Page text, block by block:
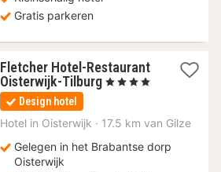
Gratis parkeren
Fletcher Hotel-Restaurant
Oisterwijk-Tilburg 1
93
, 4 Sterren
Design hotel
Hotel in Oisterwijk · 17.5 km van Gilze
Gelegen in het Brabantse dorp
Oisterwijk